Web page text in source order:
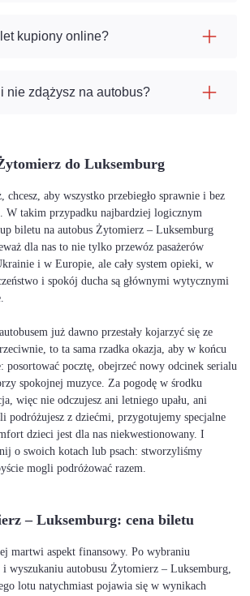
kupiony online?
nie zdążysz na autobus?
do Luksemburg
chcesz, aby wszystko przebiegło sprawnie i bez
W takim przypadku najbardziej logicznym
biletu na autobus Żytomierz – Luksemburg
dla nas to nie tylko przewóz pasażerów
i w Europie, ale cały system opieki, w
i spokój ducha są głównymi wytycznymi
już dawno przestały kojarzyć się ze
to ta sama rzadka okazja, aby w końcu
posortować pocztę, obejrzeć nowy odcinek serialu
spokojnej muzyce. Za pogodę w środku
więc nie odczujesz ani letniego upału, ani
podróżujesz z dziećmi, przygotujemy specjalne
dzieci jest dla nas niekwestionowany. I
o swoich kotach lub psach: stworzyliśmy
mogli podróżować razem.
– Luksemburg: cena biletu
martwi aspekt finansowy. Po wybraniu
wyszukaniu autobusu Żytomierz – Luksemburg,
lotu natychmiast pojawia się w wynikach